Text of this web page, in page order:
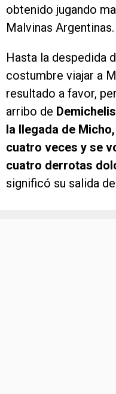
obtenido jugando
Malvinas Argentinas.
Hasta la despedida
costumbre viajar a
resultado a favor,
arribo de Demichelis
la llegada de
cuatro veces y se
cuatro derrotas
significó su salida